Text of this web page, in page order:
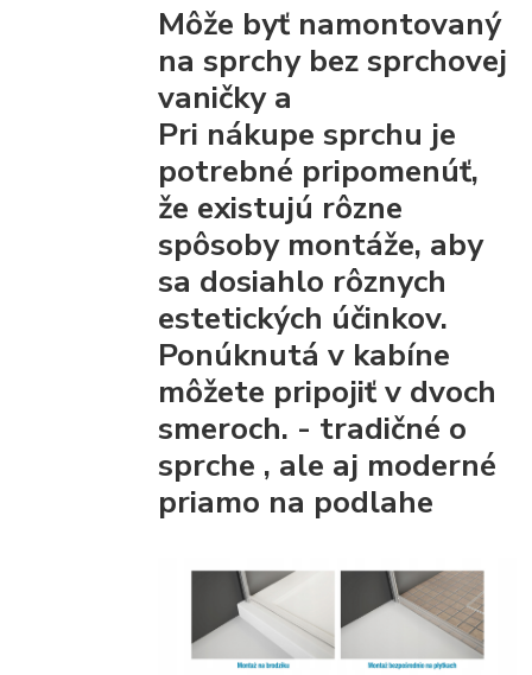
Môže byť namontovaný
na sprchy bez sprchovej
vaničky a
Pri nákupe sprchu je
potrebné pripomenúť,
že existujú rôzne
spôsoby montáže, aby
sa dosiahlo rôznych
estetických účinkov.
Ponúknutá v kabíne
môžete pripojiťv dvoch
smeroch. - tradičné o
sprche , ale aj moderné
priamo na podlahe